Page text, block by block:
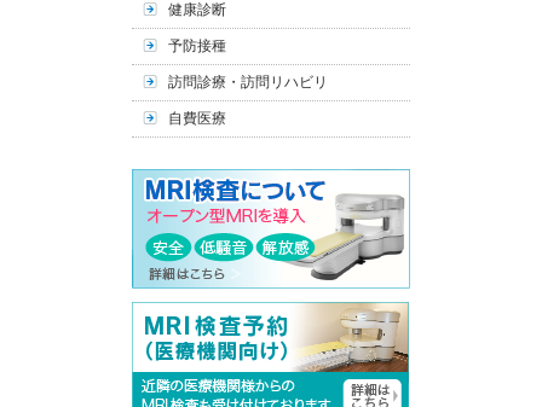
健康診断
予防接種
訪問診療・訪問リハビリ
自費医療